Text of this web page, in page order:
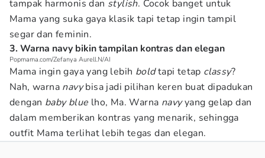
tampak harmonis dan stylish. Cocok banget untuk
Mama yang suka gaya klasik tapi tetap ingin tampil
segar dan feminin.
3. Warna navy bikin tampilan kontras dan elegan
Popmama.com/Zefanya Aurell.N/AI
Mama ingin gaya yang lebih boldtapi tetap classy?
Nah, warna navybisa jadi pilihan keren buat dipadukan
dengan baby blue lho, Ma. Warna navyyang gelap dan
dalam memberikan kontras yang menarik, sehingga
outfit Mama terlihat lebih tegas dan elegan.